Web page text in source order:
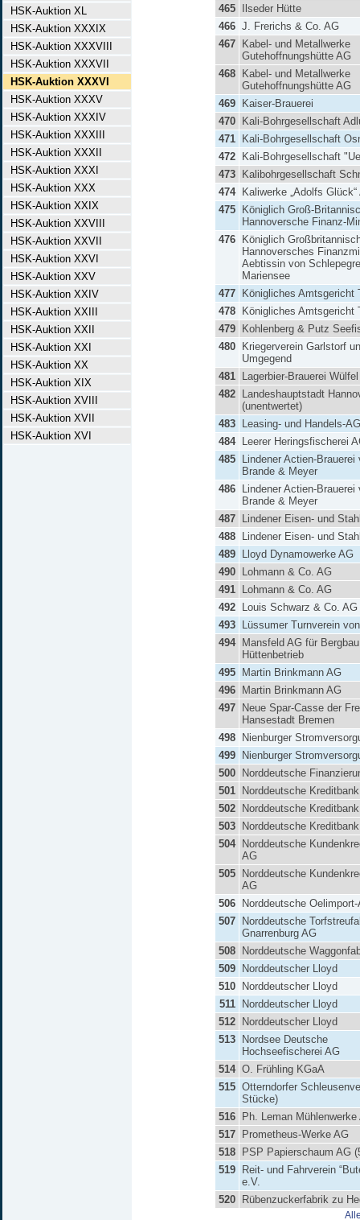
HSK-Auktion XL
HSK-Auktion XXXIX
HSK-Auktion XXXVIII
HSK-Auktion XXXVII
HSK-Auktion XXXVI
HSK-Auktion XXXV
HSK-Auktion XXXIV
HSK-Auktion XXXIII
HSK-Auktion XXXII
HSK-Auktion XXXI
HSK-Auktion XXX
HSK-Auktion XXIX
HSK-Auktion XXVIII
HSK-Auktion XXVII
HSK-Auktion XXVI
HSK-Auktion XXV
HSK-Auktion XXIV
HSK-Auktion XXIII
HSK-Auktion XXII
HSK-Auktion XXI
HSK-Auktion XX
HSK-Auktion XIX
HSK-Auktion XVIII
HSK-Auktion XVII
HSK-Auktion XVI
465
Ilseder Hütte
466 J. Frerichs & Co. AG
467
Kabel- und Metallwerke
Gutehoffnungshütte AG
468
Kabel- und Metallwerke
Gutehoffnungshütte AG
469
Kaiser-Brauerei
470
Kali-Bohrgesellschaft
471
Kali-Bohrgesellschaft
472
Kali-Bohrgesellschaft
473
Kalibohrgesellschaft
474
Kaliwerke „Adolfs Glück“
475
Königlich Groß-
Hannoversche Finanz-
476
Königlich
Hannoversches
Aebtissin von
Mariensee
477
Königliches Amtsgericht
478
Königliches Amtsgericht
479
Kohlenberg & Putz
480
Kriegerverein Garlstorf
Umgegend
481
Lagerbier-Brauerei
482
Landeshauptstadt
(unentwertet)
483
Leasing- und Handels-AG
484
Leerer Heringsfischerei
485
Lindener Actien-Brauerei
Brande & Meyer
486
Lindener Actien-Brauerei
Brande & Meyer
487
Lindener Eisen- und
488
Lindener Eisen- und
489
Lloyd Dynamowerke AG
490
Lohmann & Co. AG
491
Lohmann & Co. AG
492
Louis Schwarz & Co. AG
493
Lüssumer Turnverein
494
Mansfeld AG für
Hüttenbetrieb
495
Martin Brinkmann AG
496
Martin Brinkmann AG
497
Neue Spar-Casse der
Hansestadt Bremen
498
Nienburger
499
Nienburger
500
Norddeutsche
501
Norddeutsche
502
Norddeutsche
503
Norddeutsche
504
Norddeutsche
AG
505
Norddeutsche
AG
506
Norddeutsche
507
Norddeutsche
Gnarrenburg AG
508
Norddeutsche
509
Norddeutscher Lloyd
510
Norddeutscher Lloyd
511
Norddeutscher Lloyd
512
Norddeutscher Lloyd
513
Nordsee Deutsche
Hochseefischerei AG
514 O. Frühling KGaA
515 Otterndorfer
Stücke)
516
Ph. Leman Mühlenwerke
517
Prometheus-Werke AG
518
PSP Papierschaum AG
519
Reit- und Fahrverein
e.V.
520
Rübenzuckerfabrik zu